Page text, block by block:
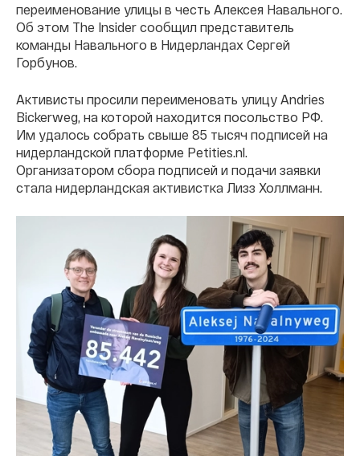
переименование улицы в честь Алексея Навального.
Об этом The Insider сообщил представитель
команды Навального в Нидерландах Сергей
Горбунов.
Активисты просили переименовать улицу Andries
Bickerweg, на которой находится посольство РФ.
Им удалось собрать свыше 85 тысяч подписей на
нидерландской платформе Petities.nl.
Организатором сбора подписей и подачи заявки
стала нидерландская активистка Лизз Холлманн.